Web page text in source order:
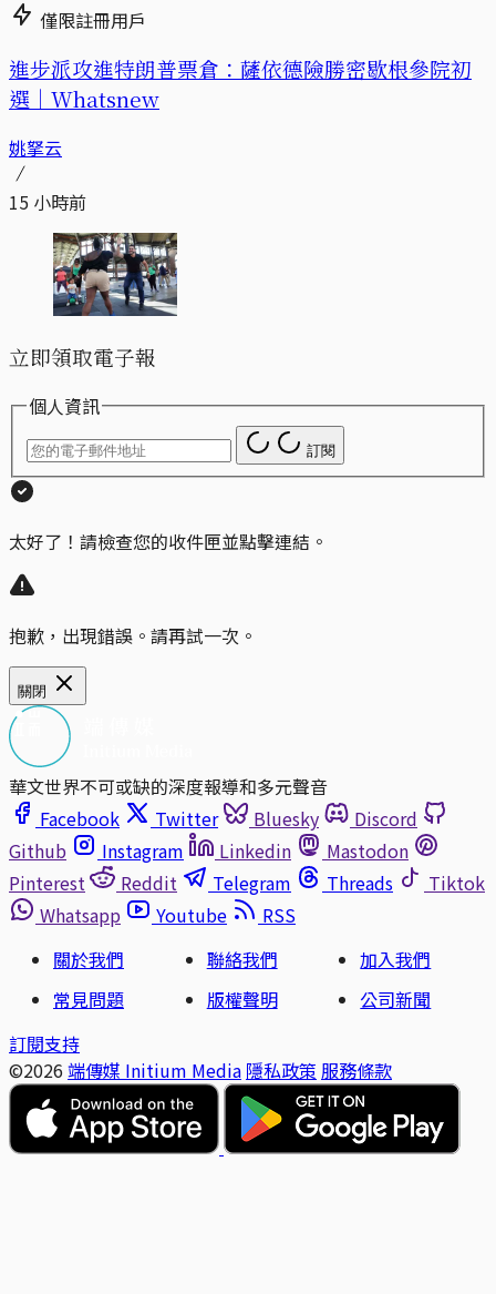
僅限註冊用戶
進步派攻進特朗普票倉：薩依德險勝密歇根參院初
選｜Whatsnew
姚拏云
15 小時前
立即領取電子報
個人資訊
訂閱
太好了！請檢查您的收件匣並點擊連結。
抱歉，出現錯誤。請再試一次。
關閉
華文世界不可或缺的深度報導和多元聲音
Facebook
Twitter Bluesky
Discord
Github
Instagram Linkedin
Mastodon
Pinterest
Reddit Telegram Threads
Tiktok
Whatsapp
Youtube
RSS
關於我們
聯絡我們
加入我們
常見問題
版權聲明
公司新聞
訂閱支持
©2026 端傳媒 Initium Media 隱私政策 服務條款